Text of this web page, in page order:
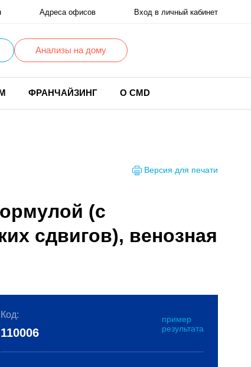
Адреса офисов Вход в личный кабинет
Анализы на дому
ФРАНЧАЙЗИНГ О CMD
Версия для печати
(с
сдвигов), венозная
Код:
пример
результата
110006